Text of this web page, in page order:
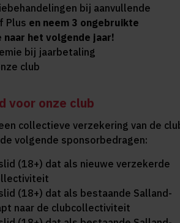
bij aanvullende
Plus en neem 3 ongebruikte
naar het volgende jaar!
bij jaarbetaling
club
voor onze club
collectieve verzekering van de
volgende sponsorbedragen:
(18+) dat als nieuwe verzekerde
(18+) dat als bestaande Salland-
naar de clubcollectiviteit